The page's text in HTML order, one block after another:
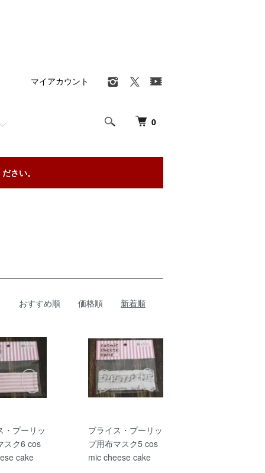
0
マイアカウント
さい。
おすすめ順 価格順 新着順
・プーリッ
スク6 cos
cake
ブライス・プーリッ
プ用布マスク5 cos
mic cheese cake